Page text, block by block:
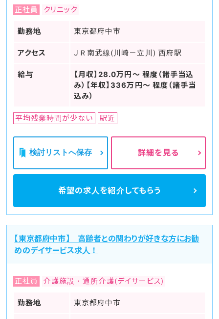
正社員 クリニック
勤務地 東京都府中市
アクセス ＪＲ南武線(川崎－立川) 西府駅
給与
【月収】28.0万円～ 程度（諸手当込
み）【年収】336万円～ 程度（諸手当
込み）
平均残業時間が少ない 駅近
検討リストへ保存 詳細を見る
希望の求人を紹介してもらう
【東京都府中市】 高齢者との関わりが好きな方にお勧
めのデイサービス求人！
正社員 介護施設・通所介護(デイサービス)
勤務地 東京都府中市